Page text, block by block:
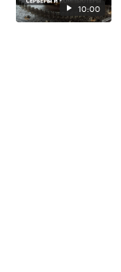
10:00